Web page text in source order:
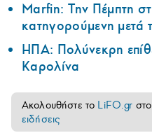
Marfin: Την Πέμπτη
κατηγορούμενη μετά
ΗΠΑ: Πολύνεκρη
Καρολίνα
Ακολουθήστε το LiFO.gr
ειδήσεις